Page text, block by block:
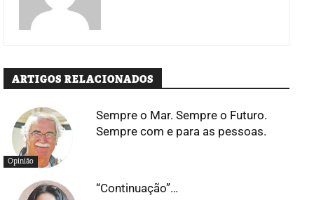
ARTIGOS RELACIONADOS
Opinião
Sempre o Mar. Sempre o Futuro.
Sempre com e para as pessoas.
“Continuação”…